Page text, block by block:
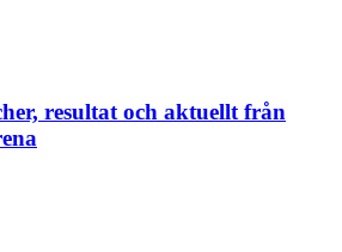
resultat och aktuellt från